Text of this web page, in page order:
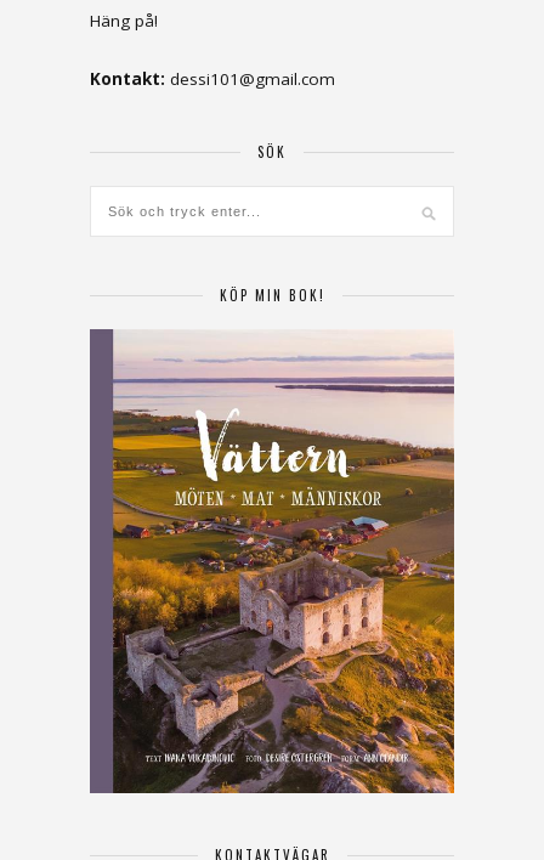
Häng på!
Kontakt: dessi101@gmail.com
SÖK
KÖP MIN BOK!
KONTAKTVÄGAR